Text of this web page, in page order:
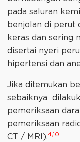
pada saluran
benjolan di perut
keras dan sering
disertai nyeri
hipertensi dan
Jika ditemukan
sebaiknya
pemeriksaan
pemeriksaan
CT / MRI).4,10